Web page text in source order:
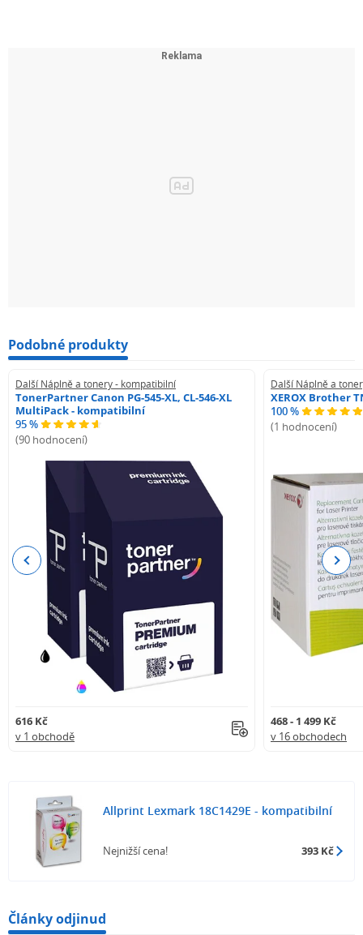
Podobné produkty
Další Náplně a tonery - kompatibilní
TonerPartner Canon PG-545-XL, CL-546-XL
MultiPack - kompatibilní
95 %
(90 hodnocení)
616 Kč
v 1 obchodě
Další Náplně a
XEROX Brother
100 %
(1 hodnocení)
468 - 1 499 Kč
v 16 obchodech
Previous Next
Allprint Lexmark 18C1429E - kompatibilní
Nejnižší cena! 393 Kč
Články odjinud